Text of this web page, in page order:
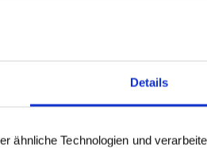
Details
ähnliche Technologien und